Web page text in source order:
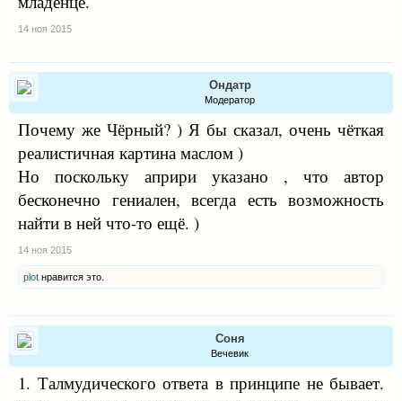
14 ноя 2015
Ондатр
Модератор
Почему же Чёрный? ) Я бы сказал, очень чёткая
реалистичная картина маслом )
Но поскольку априри указано , что автор
бесконечно гениален, всегда есть возможность
найти в ней что-то ещё. )
14 ноя 2015
plot нравится это.
Соня
Вечевик
1. Талмудического ответа в принципе не бывает.